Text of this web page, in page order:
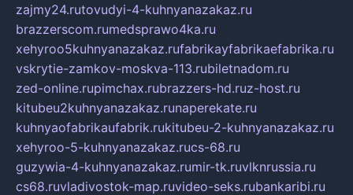
zajmy24.rutovudyi-4-kuhnyanazakaz.ru
brazzerscom.rumedsprawo4ka.ru
xehyroo5kuhnyanazakaz.rufabrikayfabrikaefabrika.ru
vskrytie-zamkov-moskva-113.rubiletnadom.ru
zed-online.rupimchax.rubrazzers-hd.ruz-host.ru
kitubeu2kuhnyanazakaz.runaperekate.ru
kuhnyaofabrikaufabrik.rukitubeu-2-kuhnyanazakaz.ru
xehyroo-5-kuhnyanazakaz.rucs-68.ru
guzywia-4-kuhnyanazakaz.rumir-tk.ruvlknrussia.ru
cs68.ruvladivostok-map.ruvideo-seks.rubankaribi.ru